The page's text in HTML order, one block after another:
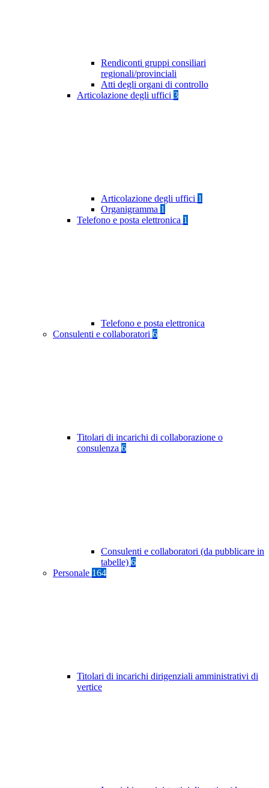
Rendiconti gruppi consiliari
regionali/provinciali
Atti degli organi di controllo
Articolazione degli uffici 3
Articolazione degli uffici 1
Organigramma 1
Telefono e posta elettronica 1
Telefono e posta elettronica
Consulenti e collaboratori 6
Titolari di incarichi di collaborazione o
consulenza 6
Consulenti e collaboratori (da pubblicare in
tabelle) 6
Personale 164
Titolari di incarichi dirigenziali amministrativi di
vertice